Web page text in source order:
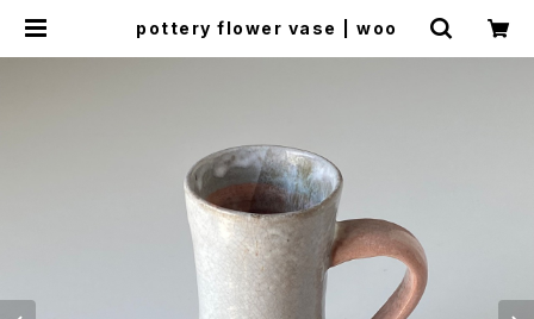
pottery flower vase | woo